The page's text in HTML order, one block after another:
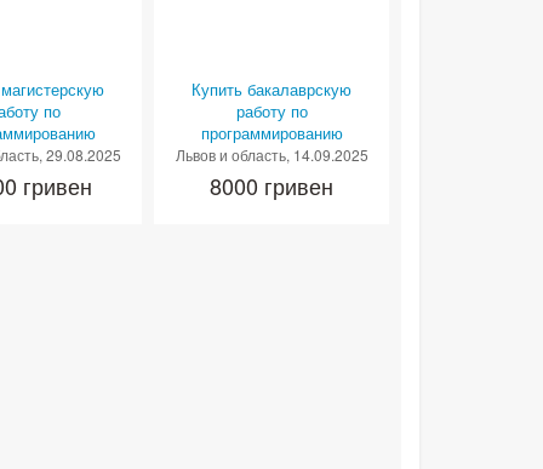
по
, 29.08.2025
гривен
Купить бакалаврскую
работу по
программированию
Львов и область, 14.09.2025
8000 гривен